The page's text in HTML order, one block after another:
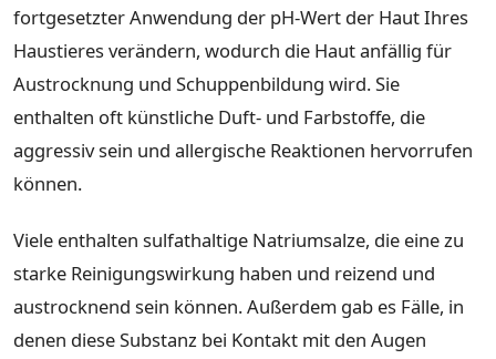
fortgesetzter Anwendung der pH-Wert der Haut Ihres
Haustieres verändern, wodurch die Haut anfällig für
Austrocknung und Schuppenbildung wird. Sie
enthalten oft künstliche Duft- und Farbstoffe, die
aggressiv sein und allergische Reaktionen hervorrufen
können.
Viele enthalten sulfathaltige Natriumsalze, die eine zu
starke Reinigungswirkung haben und reizend und
austrocknend sein können. Außerdem gab es Fälle, in
denen diese Substanz bei Kontakt mit den Augen